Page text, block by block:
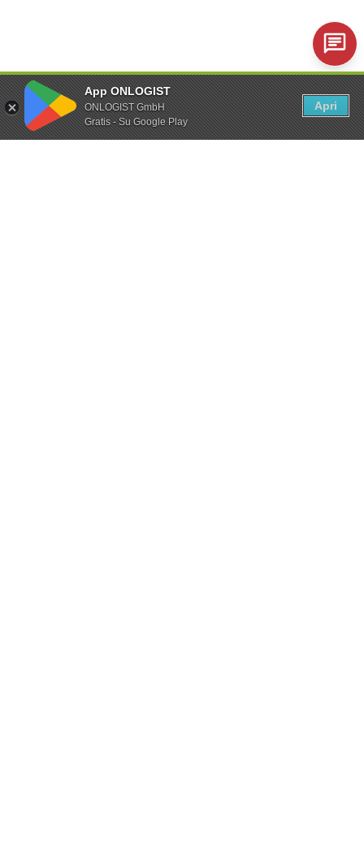
App ONLOGIST
ONLOGIST GmbH
Gratis - Su Google Play
Apri
Trasferimento di un veicolo
Il giorno del trasferimento, si ritira il veicolo nel
luogo di partenza. Con l'app si registra il ritiro, si